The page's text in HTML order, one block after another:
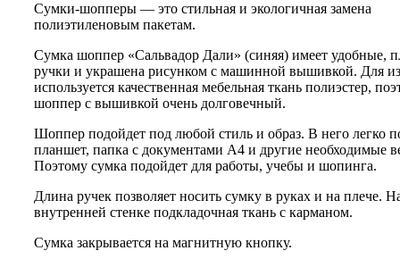
Сумки-шопперы — это стильная и экологичная замена
полиэтиленовым пакетам.
Сумка шоппер «Сальвадор Дали» (синяя) имеет удобные,
ручки и украшена рисунком с машинной вышивкой. Для
используется качественная мебельная ткань полиэстер,
шоппер с вышивкой очень долговечный.
Шоппер подойдет под любой стиль и образ. В него легко
планшет, папка с документами А4 и другие необходимые
Поэтому сумка подойдет для работы, учебы и шопинга.
Длина ручек позволяет носить сумку в руках и на плече.
внутренней стенке подкладочная ткань с карманом.
Сумка закрывается на магнитную кнопку.